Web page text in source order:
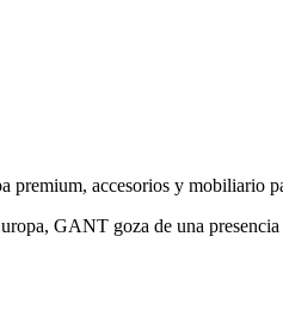
accesorios y mobiliario
GANT goza de una